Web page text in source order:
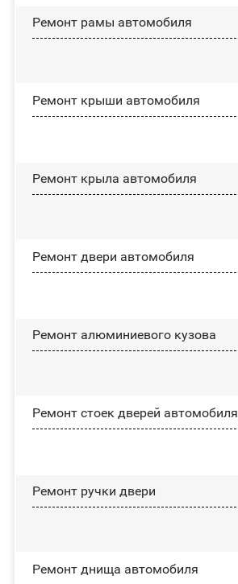
Ремонт рамы автомобиля
Ремонт крыши автомобиля
Ремонт крыла автомобиля
Ремонт двери автомобиля
Ремонт алюминиевого кузова
Ремонт стоек дверей автомобиля
Ремонт ручки двери
Ремонт днища автомобиля